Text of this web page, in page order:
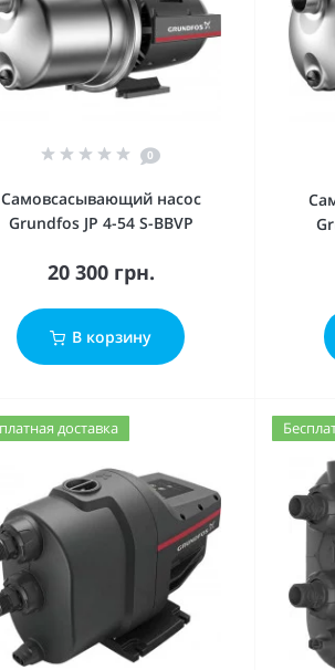
0
Cамовсасывающий насос
Grundfos JP 4-54 S-BBVP
20 300 грн.
В корзину
доставка